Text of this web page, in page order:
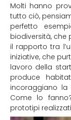
Molti hanno
tutto ciò,
perfetto
biodiversità, che
il rapporto tra
iniziative, che
lavoro della
produce
incoraggiano
Come lo
prototipi